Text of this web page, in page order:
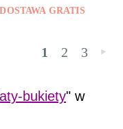
DOSTAWA GRATIS
1 2 3 »
bukiety" w